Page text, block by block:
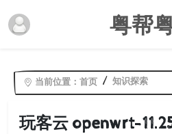
粤帮
当前位置： 首页 知识探索
玩客云 openwrt-